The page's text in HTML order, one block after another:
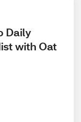
Daily
with Oat